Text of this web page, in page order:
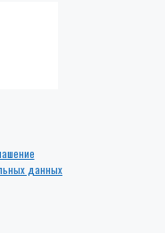
данных